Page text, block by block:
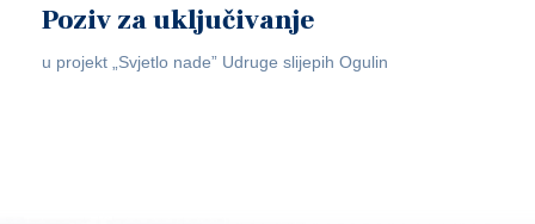
Poziv za uključivanje
u projekt „Svjetlo nade” Udruge slijepih Ogulin